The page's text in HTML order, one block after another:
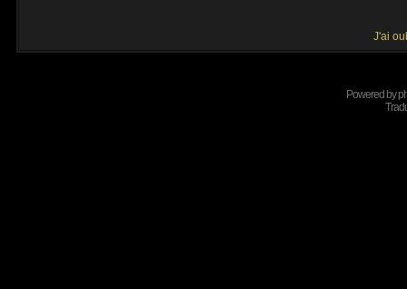
J'ai
Powered by